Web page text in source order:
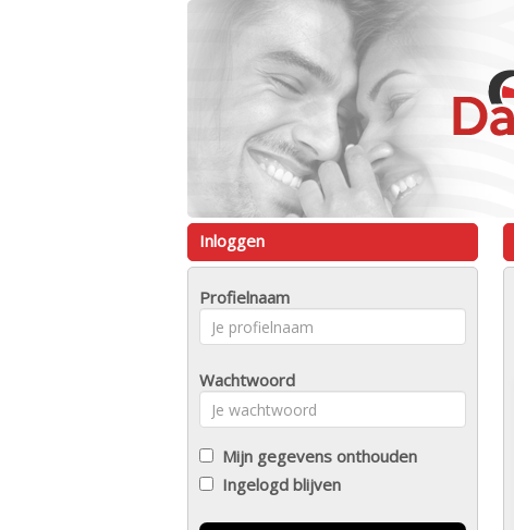
Inloggen
Profielnaam
Wachtwoord
Mijn gegevens onthouden
Ingelogd blijven